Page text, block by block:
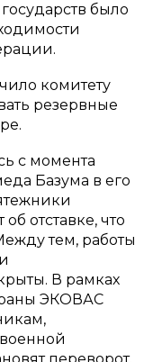
было
комитету
резервные
с момента
Базума в его
отставке, что
тем, работы
В рамках
ЭКОВАС